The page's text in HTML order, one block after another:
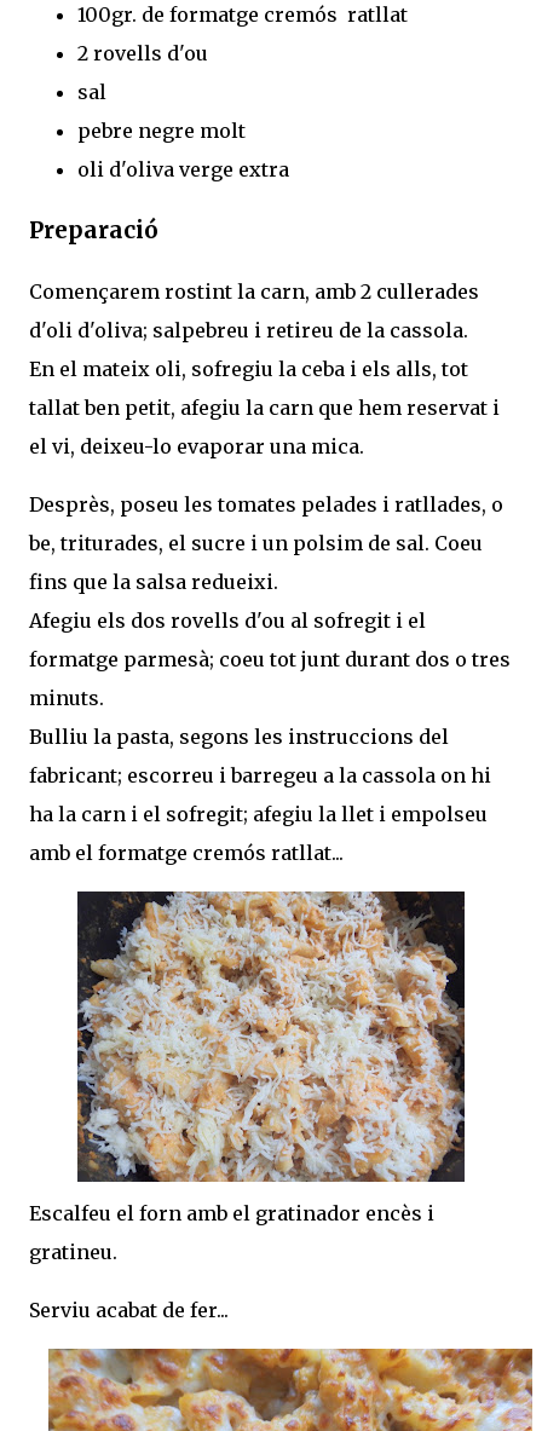
100gr. de formatge cremós ratllat
2 rovells d'ou
sal
pebre negre molt
oli d'oliva verge extra
Preparació
Començarem rostint la carn, amb 2 cullerades
d'oli d'oliva; salpebreu i retireu de la cassola.
En el mateix oli, sofregiu la ceba i els alls, tot
tallat ben petit, afegiu la carn que hem reservat i
el vi, deixeu-lo evaporar una mica.
Desprès, poseu les tomates pelades i ratllades, o
be, triturades, el sucre i un polsim de sal. Coeu
fins que la salsa redueixi.
Afegiu els dos rovells d'ou al sofregit i el
formatge parmesà; coeu tot junt durant dos o tres
minuts.
Bulliu la pasta, segons les instruccions del
fabricant; escorreu i barregeu a la cassola on hi
ha la carn i el sofregit; afegiu la llet i empolseu
amb el formatge cremós ratllat...
Escalfeu el forn amb el gratinador encès i
gratineu.
Serviu acabat de fer...